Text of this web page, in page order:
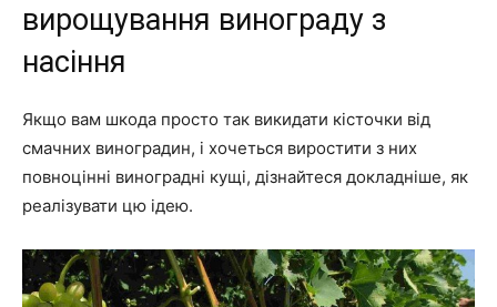
вирощування винограду з
насіння
Якщо вам шкода просто так викидати кісточки від
смачних виноградин, і хочеться виростити з них
повноцінні виноградні кущі, дізнайтеся докладніше, як
реалізувати цю ідею.